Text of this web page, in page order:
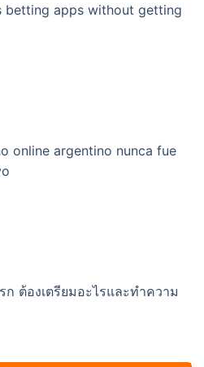
betting apps without getting
online argentino nunca fue
ต้องเตรียมอะไรและทำความ